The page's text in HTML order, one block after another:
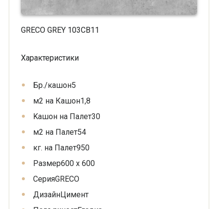
GRECO GREY 103CB11
Характеристики
Бр./кашон5
м2 на Кашон1,8
Kашон на Палет30
м2 на Палет54
кг. на Палет950
Размер600 x 600
СерияGRECO
ДизайнЦимент